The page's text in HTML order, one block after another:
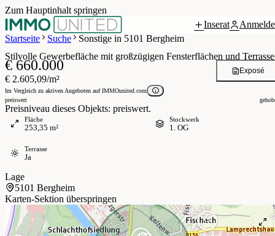
Zum Hauptinhalt springen
Inserat
Startseite
Suche Sonstige in 5101 Bergheim
Grundriss
Stilvolle Gewerbefläche mit großzügigen Fensterflächen und Terrasse
€ 660.000
€ 2.605,09/m²
Im Vergleich zu aktiven Angeboten auf IMMOunited.com
preiswert
Preisniveau dieses Objekts: preiswert.
Exposé
Fläche
253,35 m²
Stockwerk
1. OG
Terrasse
Ja
Lage
5101 Bergheim
Karten-Sektion überspringen